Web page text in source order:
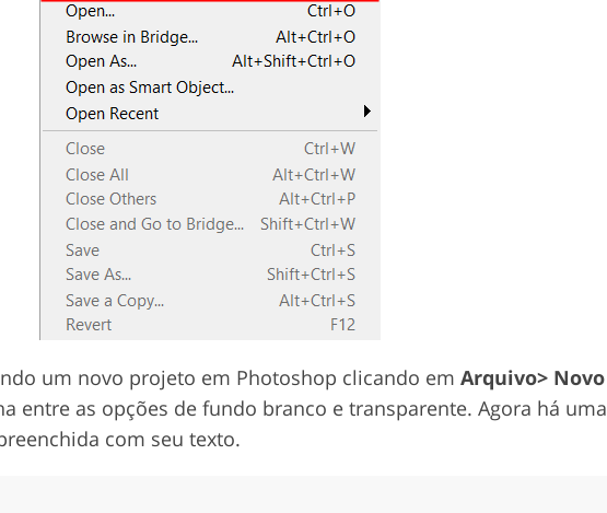
um novo projeto em Photoshop clicando em Arquivo> Novo
entre as opções de fundo branco e transparente. Agora há uma
com seu texto.